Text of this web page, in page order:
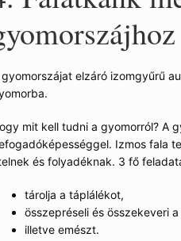
gyomorszájat elzáró izomgyűrű
mit kell tudni a gyomorról? A
Izmos fala
és folyadéknak. 3 fő
tárolja a táplálékot,
összepréseli és összekeveri
illetve emészt.